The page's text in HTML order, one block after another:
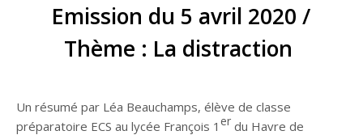
Emission du 5 avril 2020 /
Thème : La distraction
Un résumé par Léa Beauchamps, élève de classe
préparatoire ECS au lycée François 1 er du Havre de